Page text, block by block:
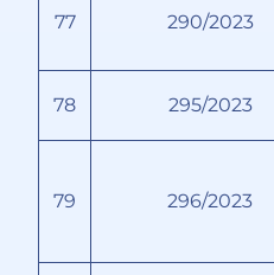
77 290/2023
78 295/2023
79 296/2023